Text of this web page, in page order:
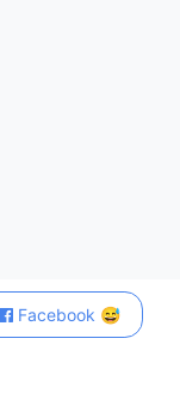
Facebook 😅